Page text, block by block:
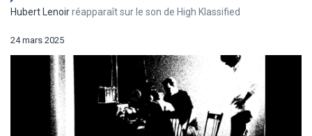
Hubert Lenoirréapparaît sur le son de High Klassified
24 mars 2025